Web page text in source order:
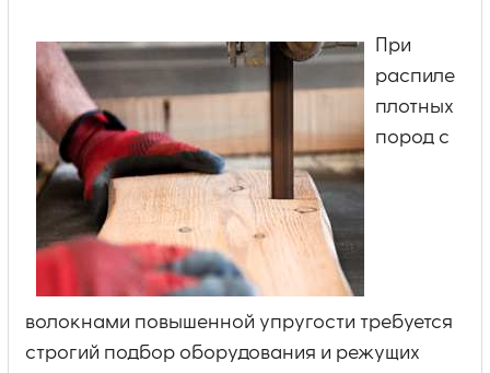
При
распиле
плотных
пород с
волокнами повышенной упругости требуется
строгий подбор оборудования и режущих